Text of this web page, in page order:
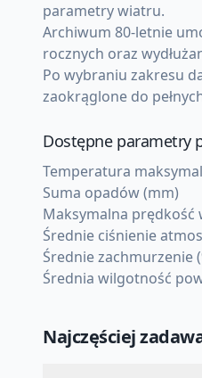
parametry wiatru.
Archiwum 80-letnie
rocznych oraz
Po wybraniu zakresu
zaokrąglone do
Dostępne parametry
Temperatura
Suma opadów (mm)
Maksymalna prędkość
Średnie ciśnienie
Średnie zachmurzenie
Średnia wilgotność
Najczęściej